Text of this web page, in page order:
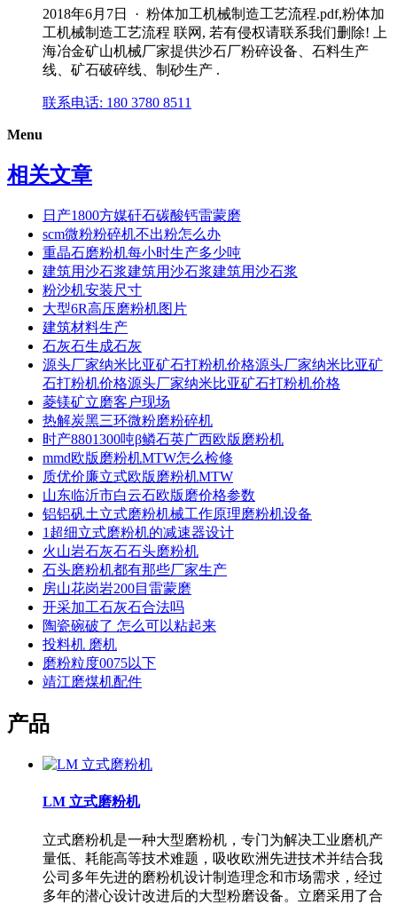
2018年6月7日 · 粉体加工机械制造工艺流程.pdf,粉体加
工机械制造工艺流程 联网, 若有侵权请联系我们删除! 上
海冶金矿山机械厂家提供沙石厂粉碎设备、石料生产
线、矿石破碎线、制砂生产 .
联系电话: 180 3780 8511
Menu
相关文章
日产1800方媒矸石碳酸钙雷蒙磨
scm微粉粉碎机不出粉怎么办
重晶石磨粉机每小时生产多少吨
建筑用沙石浆建筑用沙石浆建筑用沙石浆
粉沙机安装尺寸
大型6R高压磨粉机图片
建筑材料生产
石灰石生成石灰
源头厂家纳米比亚矿石打粉机价格源头厂家纳米比亚矿
石打粉机价格源头厂家纳米比亚矿石打粉机价格
菱镁矿立磨客户现场
热解炭黑三环微粉磨粉碎机
时产8801300吨β鳞石英广西欧版磨粉机
mmd欧版磨粉机MTW怎么检修
质优价廉立式欧版磨粉机MTW
山东临沂市白云石欧版磨价格参数
铝铝矾土立式磨粉机械工作原理磨粉机设备
1超细立式磨粉机的减速器设计
火山岩石灰石石头磨粉机
石头磨粉机都有那些厂家生产
房山花岗岩200目雷蒙磨
开采加工石灰石合法吗
陶瓷碗破了 怎么可以粘起来
投料机 磨机
磨粉粒度0075以下
靖江磨煤机配件
产品
LM 立式磨粉机
立式磨粉机是一种大型磨粉机，专门为解决工业磨机产
量低、耗能高等技术难题，吸收欧洲先进技术并结合我
公司多年先进的磨粉机设计制造理念和市场需求，经过
多年的潜心设计改进后的大型粉磨设备。立磨采用了合